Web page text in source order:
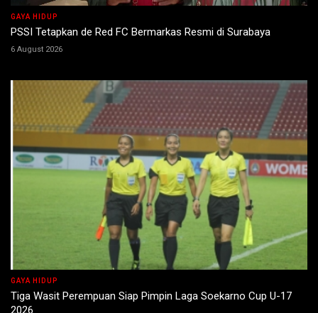
GAYA HIDUP
PSSI Tetapkan de Red FC Bermarkas Resmi di Surabaya
6 August 2026
GAYA HIDUP
Tiga Wasit Perempuan Siap Pimpin Laga Soekarno Cup U-17
2026